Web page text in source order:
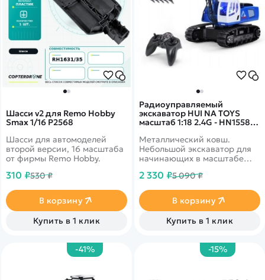
Шасси v2 для Remo Hobby
Smax 1/16 P2568
Шасси для автомоделей
второй версии, 16 масштаба
от фирмы Remo Hobby.
310 ₽530 ₽
В корзину
Купить в 1 клик
Радиоуправляемый
экскаватор HUI NA TOYS
масштаб 1:18 2.4G - HN1558-
Металлический ковш.
Небольшой экскаватор для
начинающих в масштабе
Реалистичный внешний вид
кабины и
кузова.&nbsp;Яркая
светодиодная подсветка.
2 330 ₽5 090 ₽
В корзину
Купить в 1 клик
-41% -15%